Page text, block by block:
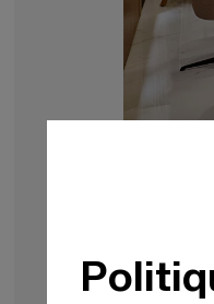
La marque
Tsui